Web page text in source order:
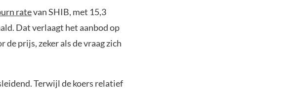
ratevan SHIB, met 15,3
Dat verlaagt het aanbod op
prijs, zeker als de vraag zich
Terwijl de koers relatief